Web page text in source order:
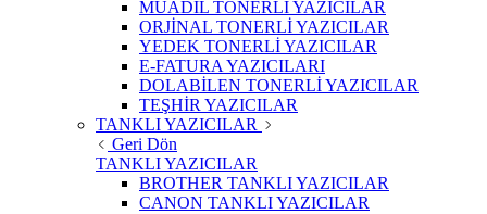
MUADİL TONERLİ YAZICILAR
ORJİNAL TONERLİ YAZICILAR
YEDEK TONERLİ YAZICILAR
E-FATURA YAZICILARI
DOLABİLEN TONERLİ YAZICILAR
TEŞHİR YAZICILAR
TANKLI YAZICILAR
Geri Dön
TANKLI YAZICILAR
BROTHER TANKLI YAZICILAR
CANON TANKLI YAZICILAR